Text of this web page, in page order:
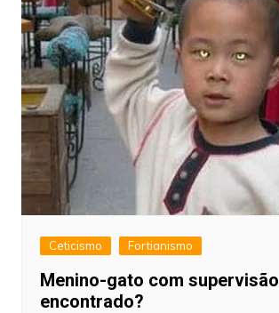
Ceticismo Fortianismo
Menino-gato com supervisão
encontrado?